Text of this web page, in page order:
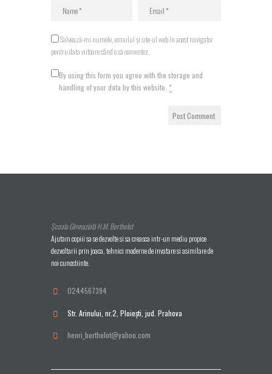
Salvează-mi numele, emailul și site-ul web în acest navigator
pentru data viitoare când o să comentez.
By using this form you agree with the storage and
handling of your data by this website. *
Școala Gimnazială H.M. Berthelot
Ajutam copiii sa se dezvolte si sa creasca intr-un mediu propice
dezvoltarii prin joaca, tehnici moderne de invatare si asimilare de
noi cunostiinte.
0244567394
Str. Arinului, nr.2, Ploieşti, jud. Prahova
henri_berthelot@yahoo.com